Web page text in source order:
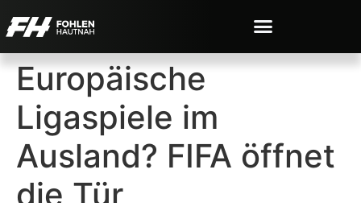
Europäische
Ligaspiele im
Ausland? FIFA öffnet
die Tür